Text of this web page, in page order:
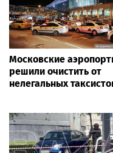
Московские
решили очистить от
нелегальных